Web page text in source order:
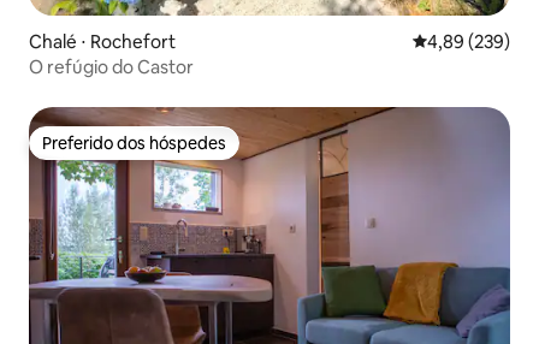
Chalé ⋅ Rochefort 4,89 de uma
4,89 (239)
O refúgio do Castor
Preferido dos hóspedes
Preferido dos hóspedes